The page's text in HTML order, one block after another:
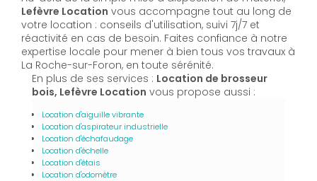
Lefèvre Location vous accompagne tout au long de
votre location : conseils d'utilisation, suivi 7j/7 et
réactivité en cas de besoin. Faites confiance à notre
expertise locale pour mener à bien tous vos travaux à
La Roche-sur-Foron, en toute sérénité.
En plus de ses services : Location de brosseur
bois, Lefèvre Location vous propose aussi :
Location d'aiguille vibrante
Location d'aspirateur industrielle
Location d'échafaudage
Location d'échelle
Location d'étais
Location d'odomètre